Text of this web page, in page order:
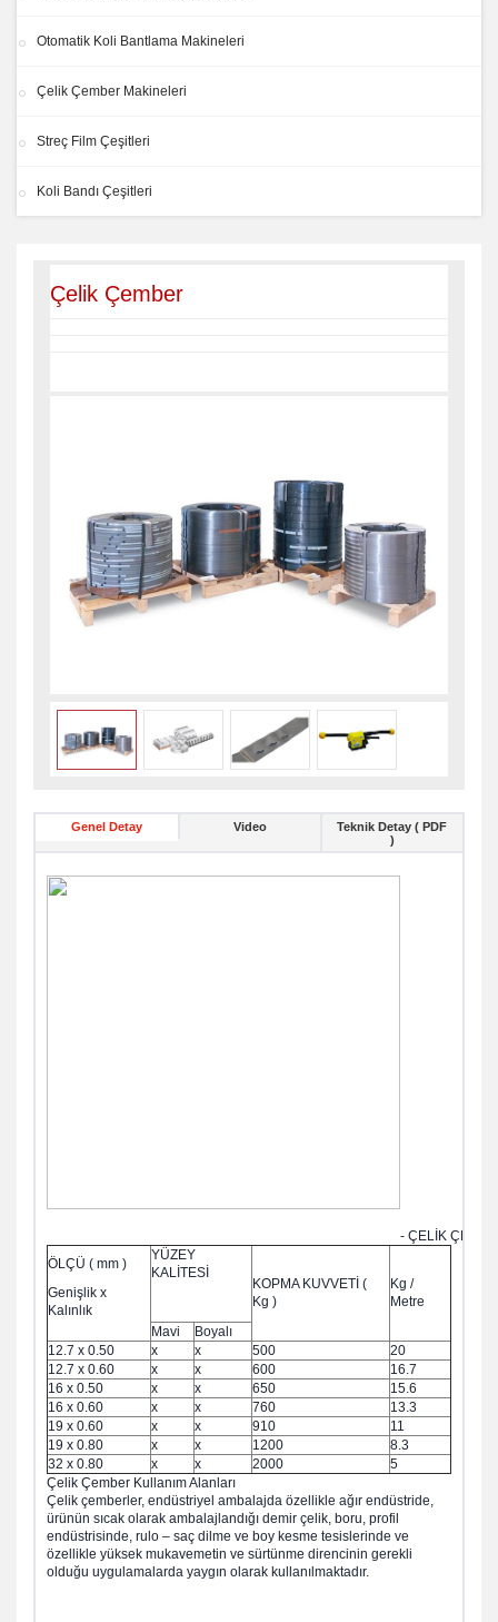
Otomatik Koli Bantlama Makineleri
Çelik Çember Makineleri
Streç Film Çeşitleri
Koli Bandı Çeşitleri
Çelik Çember
Genel Detay Video
Teknik Detay ( PDF
)
- ÇELİK
ÖLÇÜ ( mm )
Genişlik x
Kalınlık
YÜZEY
KALİTESİ
KOPMA KUVVETİ (
Kg )
Kg /
Metre
Mavi
Boyalı
12.7 x 0.50
x x 500
20
12.7 x 0.60
x x 600
16.7
16 x 0.50
x x 650
15.6
16 x 0.60
x x 760
13.3
19 x 0.60
x x 910
11
19 x 0.80
x x 1200
8.3
32 x 0.80
x x 2000
5
Çelik Çember Kullanım Alanları
Çelik çemberler, endüstriyel ambalajda özellikle ağır endüstride,
ürünün sıcak olarak ambalajlandığı demir çelik, boru, profil
endüstrisinde, rulo – saç dilme ve boy kesme tesislerinde ve
özellikle yüksek mukavemetin ve sürtünme direncinin gerekli
olduğu uygulamalarda yaygın olarak kullanılmaktadır.